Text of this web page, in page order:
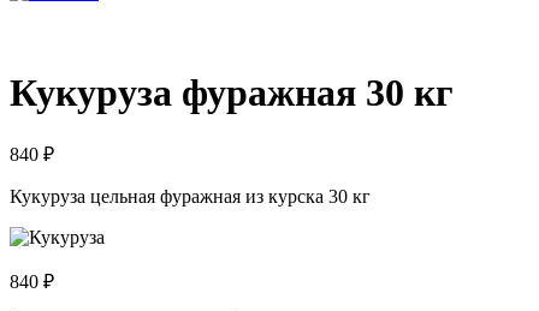
Кукуруза фуражная 30 кг
840 ₽
Кукуруза цельная фуражная из курска 30 кг
840 ₽